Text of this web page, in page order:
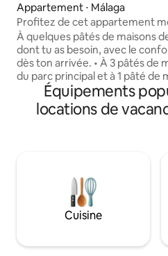
Appartement ⋅ Málaga
Profitez de cet appartement
avec parking !
À quelques pâtés de maisons
dont tu as besoin, avec le
dès ton arrivée. • À 3 pâtés de maisons
du parc principal et à 1 pâté de
de la place du marché • Parking privé
inclus, sans frais ni soucis
supplémentaires • Espace buanderie
sûre et calme, idéale pour
sans stress Écrivez-moi pour
et coordonner votre arrivée
Équipements
locations de
Cuisine